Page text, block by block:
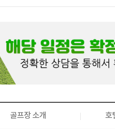
골프장 소개 호